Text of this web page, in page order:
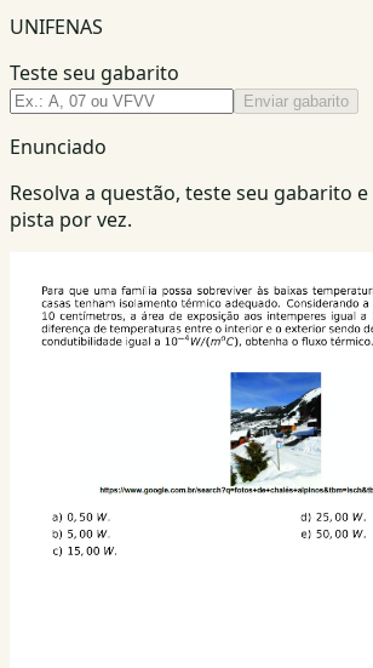
UNIFENAS
Teste seu gabarito
Enviar gabarito
Enunciado
Resolva a questão, teste seu gabarito
pista por vez.